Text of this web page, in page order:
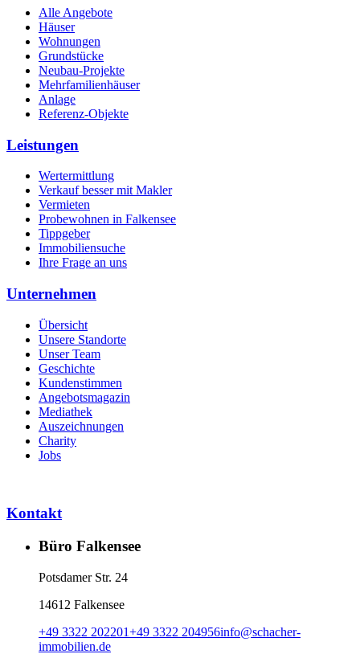
Alle Angebote
Häuser
Wohnungen
Grundstücke
Neubau-Projekte
Mehrfamilienhäuser
Anlage
Referenz-Objekte
Leistungen
Wertermittlung
Verkauf besser mit Makler
Vermieten
Probewohnen in Falkensee
Tippgeber
Immobiliensuche
Ihre Frage an uns
Unternehmen
Übersicht
Unsere Standorte
Unser Team
Geschichte
Kundenstimmen
Angebotsmagazin
Mediathek
Auszeichnungen
Charity
Jobs
Kontakt
Büro Falkensee
Potsdamer Str. 24
14612 Falkensee
+49 3322 202201+49 3322 204956info@schacher-
immobilien.de